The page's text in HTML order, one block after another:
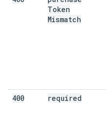
Token
Mismatch
400 required